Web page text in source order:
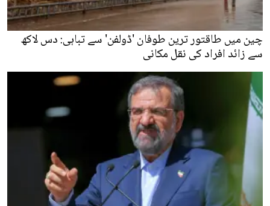
چین میں طاقتور ترین طوفان 'ڈولفن' سے تباہی: دس لاکھ
سے زائد افراد کی نقل مکانی